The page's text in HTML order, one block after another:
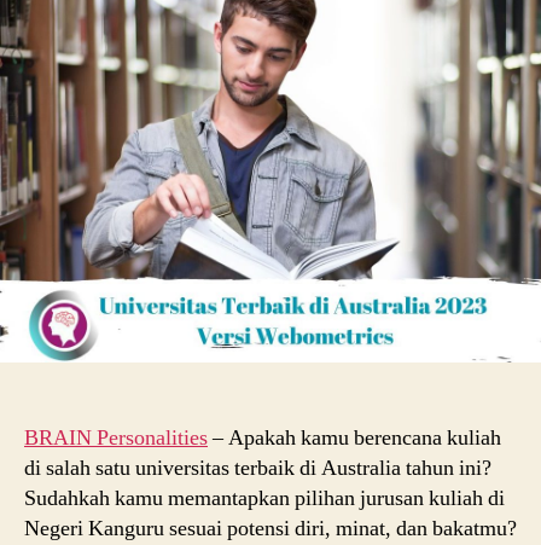
Webometrics
BRAIN Personalities– Apakah kamu berencana kuliah
di salah satu universitas terbaik di Australia tahun ini?
Sudahkah kamu memantapkan pilihan jurusan kuliah di
Negeri Kanguru sesuai potensi diri, minat, dan bakatmu?